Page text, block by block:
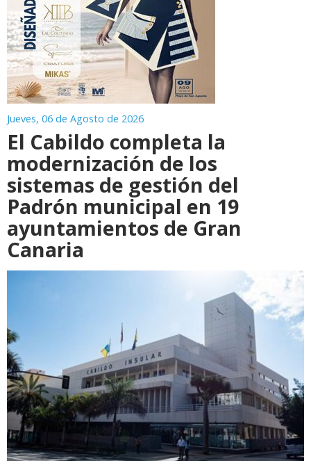
Jueves, 06 de Agosto de 2026
El Cabildo completa la
modernización de los
sistemas de gestión del
Padrón municipal en 19
ayuntamientos de Gran
Canaria